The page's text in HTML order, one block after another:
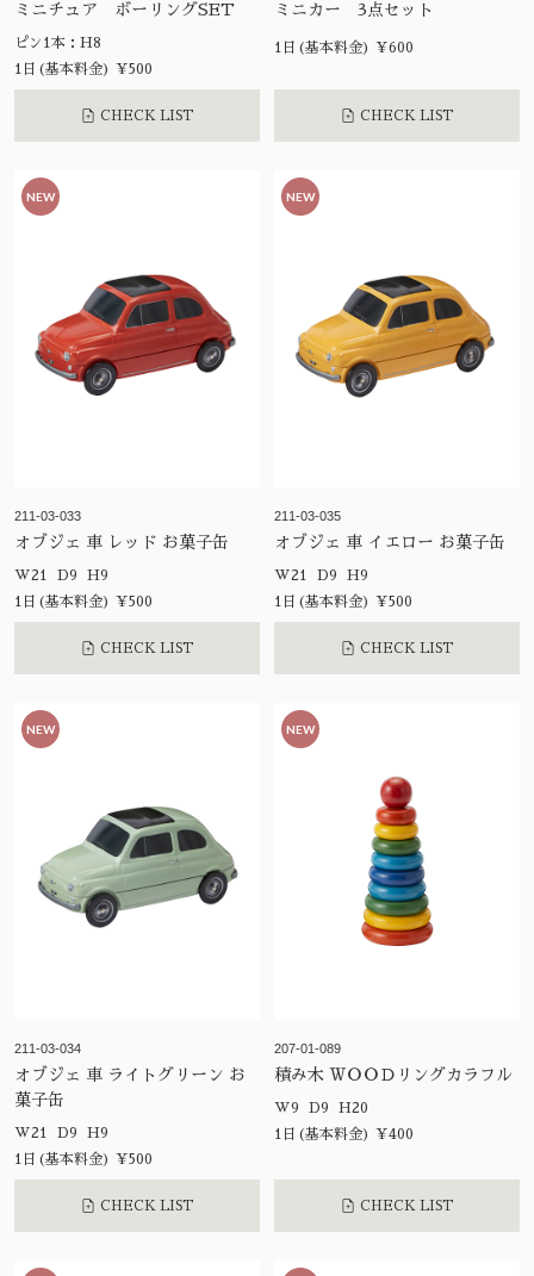
ミニチュア ボーリングSET
ピン1本：H8
1日(基本料金) ¥500
CHECK LIST
ミニカー 3点セット
1日(基本料金) ¥600
CHECK LIST
NEW
211-03-033
オブジェ 車 レッド お菓子缶
W21 D9 H9
1日(基本料金) ¥500
CHECK LIST
NEW
211-03-035
オブジェ 車 イエロー お菓子缶
W21 D9 H9
1日(基本料金) ¥500
CHECK LIST
NEW
211-03-034
オブジェ 車 ライトグリーン お
菓子缶
W21 D9 H9
1日(基本料金) ¥500
CHECK LIST
NEW
207-01-089
積み木 ＷＯＯＤリングカラフル
W9 D9 H20
1日(基本料金) ¥400
CHECK LIST